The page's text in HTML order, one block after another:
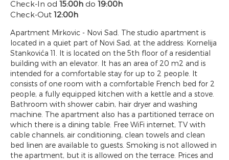
Check-In od 15:00h do 19:00h
Check-Out 12:00h
Apartment Mirkovic - Novi Sad. The studio apartment is
located in a quiet part of Novi Sad, at the address: Kornelija
Stankovića 11. It is located on the 5th floor of a residential
building with an elevator. It has an area of 20 m2 and is
intended for a comfortable stay for up to 2 people. It
consists of one room with a comfortable French bed for 2
people, a fully equipped kitchen with a kettle and a stove.
Bathroom with shower cabin, hair dryer and washing
machine. The apartment also has a partitioned terrace on
which there is a dining table. Free WiFi internet, TV with
cable channels, air conditioning, clean towels and clean
bed linen are available to guests. Smoking is not allowed in
the apartment, but it is allowed on the terrace. Prices and